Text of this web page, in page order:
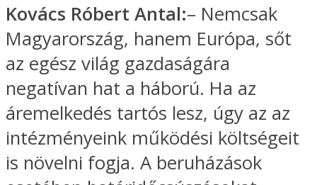
Kovács Róbert Antal:– Nemcsak
Magyarország, hanem Európa, sőt
az egész világ gazdaságára
negatívan hat a háború. Ha az
áremelkedés tartós lesz, úgy az az
intézményeink működési költségeit
is növelni fogja. A beruházások